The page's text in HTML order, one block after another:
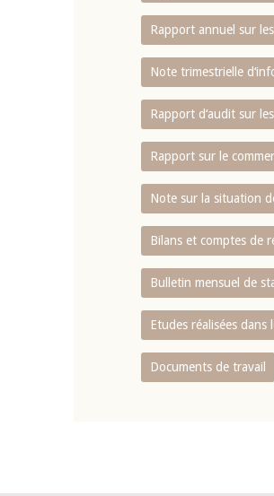
Rapport annuel sur
Note trimestrielle
Rapport d‘audit sur
Rapport sur le
Note sur la situation
Bilans et comptes de
Bulletin mensuel de
Etudes réalisées dans
Documents de travail